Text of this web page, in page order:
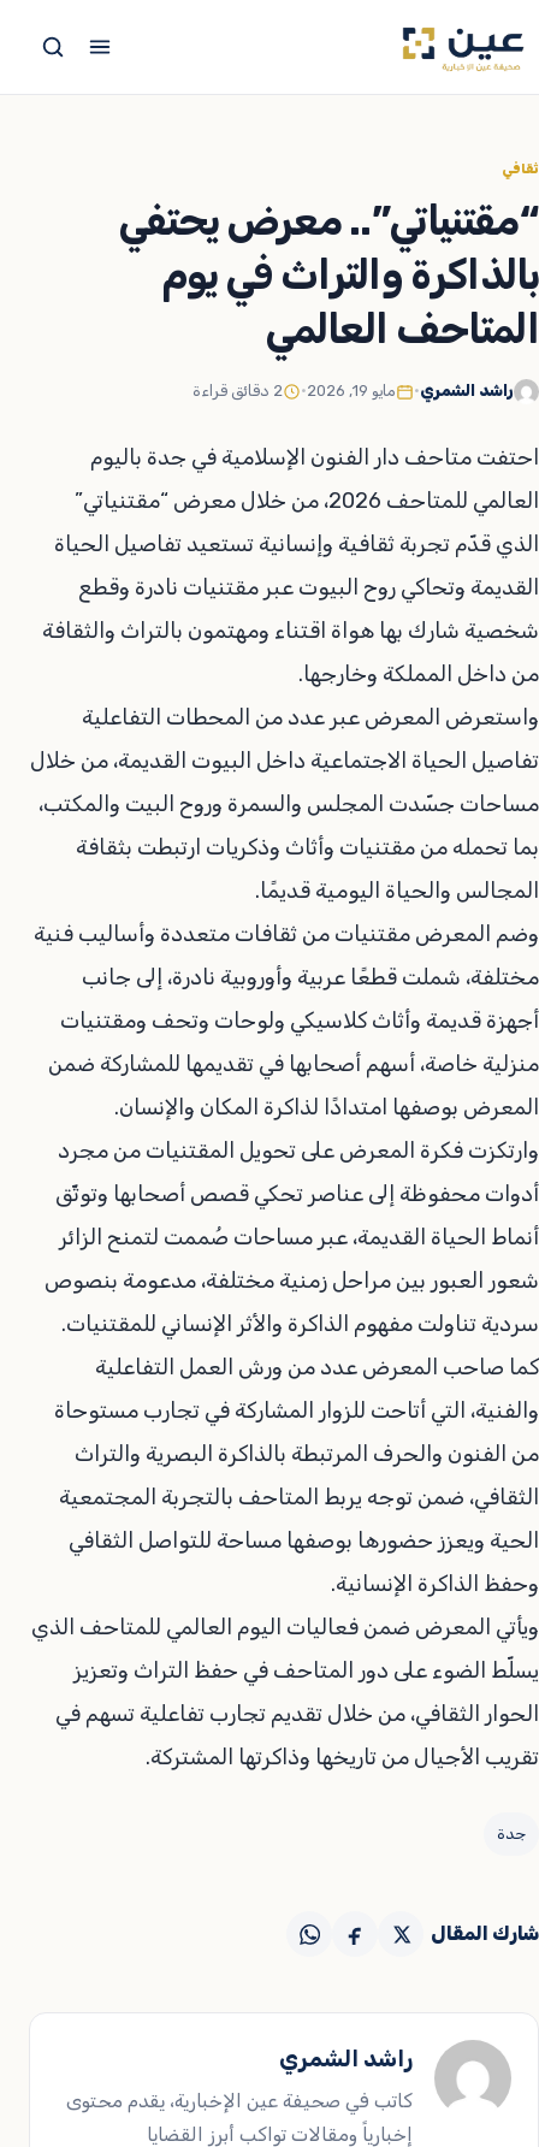
إلى
ثقافي
“مقتنياتي”.. معرض يحتفي
بالذاكرة والتراث في يوم
المتاحف العالمي
راشد الشمري• مايو 19, 2026 • 2 دقائق قراءة
احتفت متاحف دار الفنون الإسلامية في جدة باليوم
العالمي للمتاحف 2026، من خلال معرض “مقتنياتي”
الذي قدّم تجربة ثقافية وإنسانية تستعيد تفاصيل الحياة
القديمة وتحاكي روح البيوت عبر مقتنيات نادرة وقطع
شخصية شارك بها هواة اقتناء ومهتمون بالتراث والثقافة
من داخل المملكة وخارجها.
واستعرض المعرض عبر عدد من المحطات التفاعلية
تفاصيل الحياة الاجتماعية داخل البيوت القديمة، من خلال
مساحات جسّدت المجلس والسمرة وروح البيت والمكتب،
بما تحمله من مقتنيات وأثاث وذكريات ارتبطت بثقافة
المجالس والحياة اليومية قديمًا.
وضم المعرض مقتنيات من ثقافات متعددة وأساليب فنية
مختلفة، شملت قطعًا عربية وأوروبية نادرة، إلى جانب
أجهزة قديمة وأثاث كلاسيكي ولوحات وتحف ومقتنيات
منزلية خاصة، أسهم أصحابها في تقديمها للمشاركة ضمن
المعرض بوصفها امتدادًا لذاكرة المكان والإنسان.
وارتكزت فكرة المعرض على تحويل المقتنيات من مجرد
أدوات محفوظة إلى عناصر تحكي قصص أصحابها وتوثّق
أنماط الحياة القديمة، عبر مساحات صُممت لتمنح الزائر
شعور العبور بين مراحل زمنية مختلفة، مدعومة بنصوص
سردية تناولت مفهوم الذاكرة والأثر الإنساني للمقتنيات.
كما صاحب المعرض عدد من ورش العمل التفاعلية
والفنية، التي أتاحت للزوار المشاركة في تجارب مستوحاة
من الفنون والحرف المرتبطة بالذاكرة البصرية والتراث
الثقافي، ضمن توجه يربط المتاحف بالتجربة المجتمعية
الحية ويعزز حضورها بوصفها مساحة للتواصل الثقافي
وحفظ الذاكرة الإنسانية.
ويأتي المعرض ضمن فعاليات اليوم العالمي للمتاحف الذي
يسلّط الضوء على دور المتاحف في حفظ التراث وتعزيز
الحوار الثقافي، من خلال تقديم تجارب تفاعلية تسهم في
تقريب الأجيال من تاريخها وذاكرتها المشتركة.
جدة
شارك المقال
راشد الشمري
كاتب في صحيفة عين الإخبارية، يقدم محتوى
إخبارياً ومقالات تواكب أبرز القضايا